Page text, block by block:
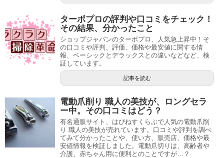
ターボプロの評判や口コミをチェック！
その結果、分かったこと
ショップジャパンのターボプロ、人気急上昇中！そ
の口コミや評判、評価、価格や最安値に関する情
報、ベーシックとデラックスとの違いなどなど、検
証しています。
記事を読む
電動爪削り 職人の美技が、ロングセラ
ー中。その口コミはどう？
有名通販サイト、はぴねすくらぶで人気の電動爪削
り 職人の美技が売れています。口コミや評判を調べ
てみて分かったことや、使い方、販売店、価格や最
安値情報を検証しました。電動爪切りは、高齢者や
介護、赤ちゃん用に便利とのことですが…？